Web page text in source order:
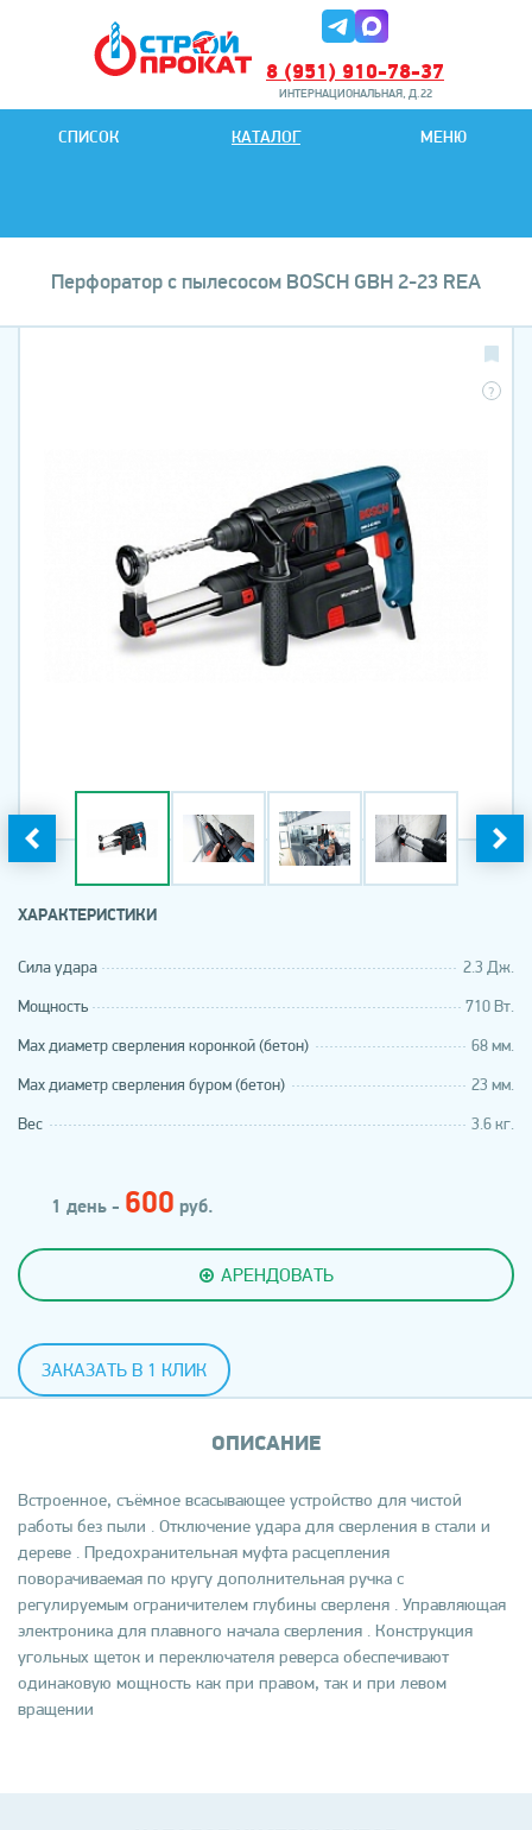
СПИСОК КАТАЛОГ МЕНЮ
8 (951) 910-78-37
ИНТЕРНАЦИОНАЛЬНАЯ, Д.22
ИНТЕРНАЦИОНАЛЬНАЯ, Д.22
Перфоратор с пылесосом BOSCH GBH 2-23 REA
?
ХАРАКТЕРИСТИКИ
Сила удара 2.3 Дж.
Мощность 710 Вт.
Мах диаметр сверления коронкой (бетон) 68 мм.
Мах диаметр сверления буром (бетон) 23 мм.
Вес 3.6 кг.
1 день - 600 руб.
АРЕНДОВАТЬ
ЗАКАЗАТЬ В 1 КЛИК
ОПИСАНИЕ
Встроенное, съёмное всасывающее устройство для чистой
работы без пыли . Отключение удара для сверления в стали и
дереве . Предохранительная муфта расцепления
поворачиваемая по кругу дополнительная ручка с
регулируемым ограничителем глубины сверленя . Управляющая
электроника для плавного начала сверления . Конструкция
угольных щеток и переключателя реверса обеспечивают
одинаковую мощность как при правом, так и при левом
вращении